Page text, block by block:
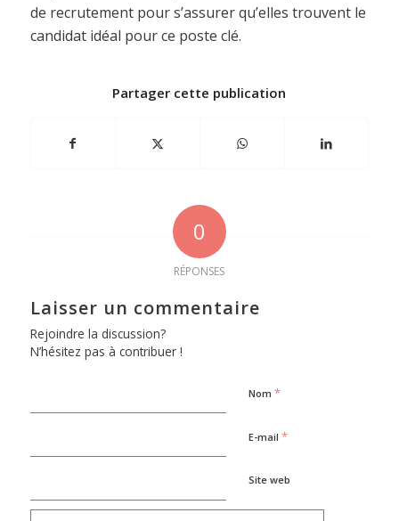
de recrutement pour s’assurer qu’elles trouvent le
candidat idéal pour ce poste clé.
Partager cette publication
0
RÉPONSES
Laisser un commentaire
Rejoindre la discussion?
N’hésitez pas à contribuer !
Nom *
E-mail *
Site web